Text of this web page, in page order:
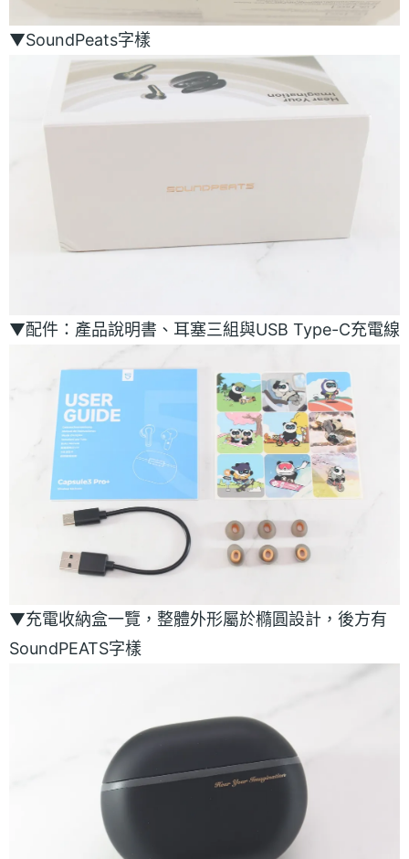
▼SoundPeats字樣
▼配件：產品說明書、耳塞三組與USB Type-C充電線
▼充電收納盒一覽，整體外形屬於橢圓設計，後方有
SoundPEATS字樣